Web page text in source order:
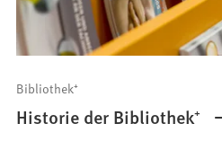
Bibliothek⁺
Historie der Bibliothek⁺